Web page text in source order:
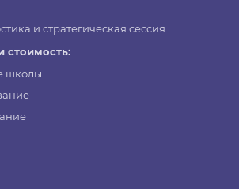
и стратегическая сессия
стоимость:
школы